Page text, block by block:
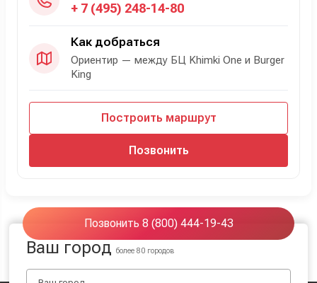
+ 7 (495) 248-14-80
Как добраться
Ориентир — между БЦ Khimki One и Burger
King
Построить маршрут
Позвонить
Позвонить 8 (800) 444-19-43
Ваш городболее 80 городов